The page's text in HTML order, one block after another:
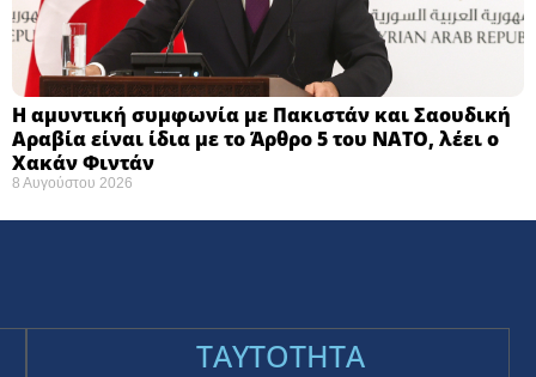
Η αμυντική συμφωνία με Πακιστάν και Σαουδική
Αραβία είναι ίδια με το Άρθρο 5 του ΝΑΤΟ, λέει ο
Χακάν Φιντάν
8 Αυγούστου 2026
TAYTOTHTA